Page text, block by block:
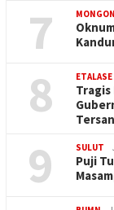
7
8 ETALASE
Tragis
9 SULUT
Puji